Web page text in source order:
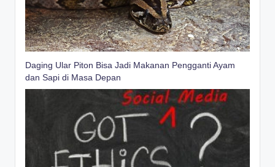
Daging Ular Piton Bisa Jadi Makanan Pengganti Ayam
dan Sapi di Masa Depan